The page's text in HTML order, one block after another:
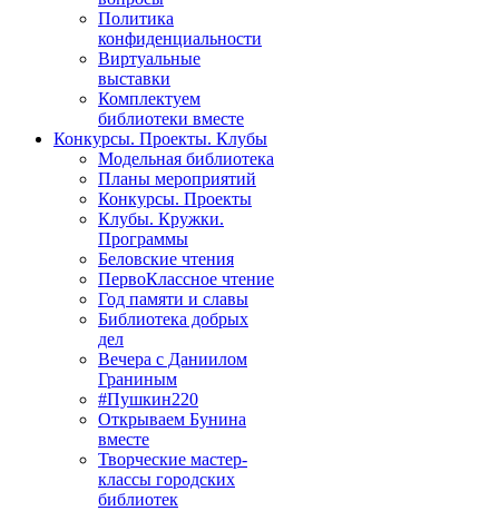
Политика
конфиденциальности
Виртуальные
выставки
Комплектуем
библиотеки вместе
Конкурсы. Проекты. Клубы
Модельная библиотека
Планы мероприятий
Конкурсы. Проекты
Клубы. Кружки.
Программы
Беловские чтения
ПервоКлассное чтение
Год памяти и славы
Библиотека добрых
дел
Вечера с Даниилом
Граниным
#Пушкин220
Открываем Бунина
вместе
Творческие мастер-
классы городских
библиотек